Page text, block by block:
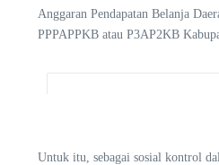
Anggaran Pendapatan Belanja
PPPAPPKB atau P3AP2KB
Untuk itu, sebagai sosial kontrol